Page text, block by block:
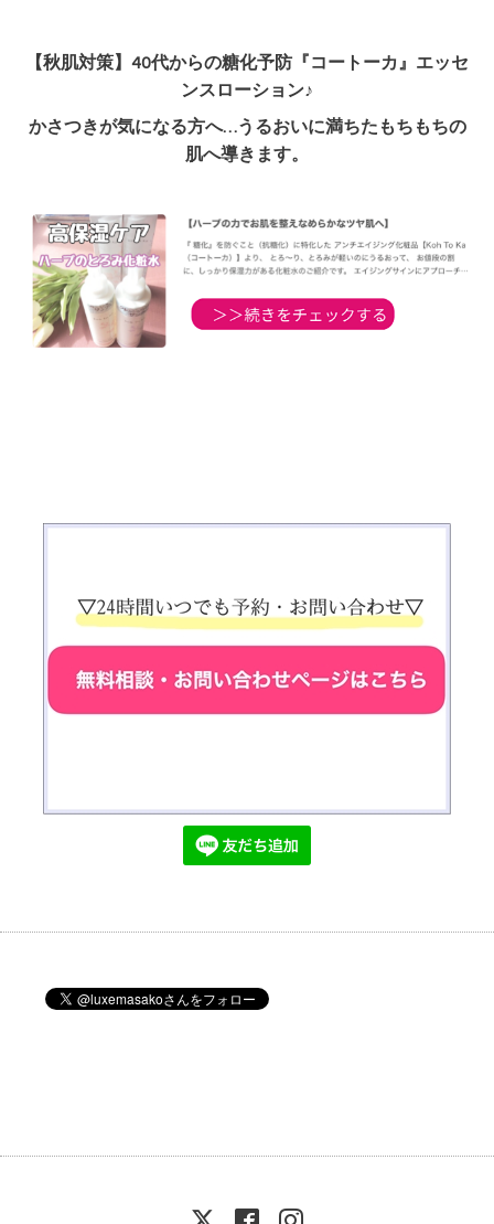
【秋肌対策】40代からの糖化予防『コートーカ』エッセ
ンスローション♪
かさつきが気になる方へ…うるおいに満ちたもちもちの
肌へ導きます。